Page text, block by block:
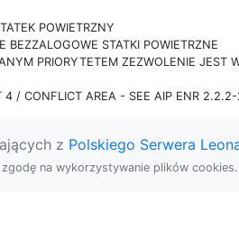
POWIETRZNY
BEZZALOGOWE STATKI POWIETRZNE
PRIORYTETEM ZEZWOLENIE
/ CONFLICT AREA - SEE AIP ENR
z Polskiego Serwera
na wykorzystywanie plików cookies.